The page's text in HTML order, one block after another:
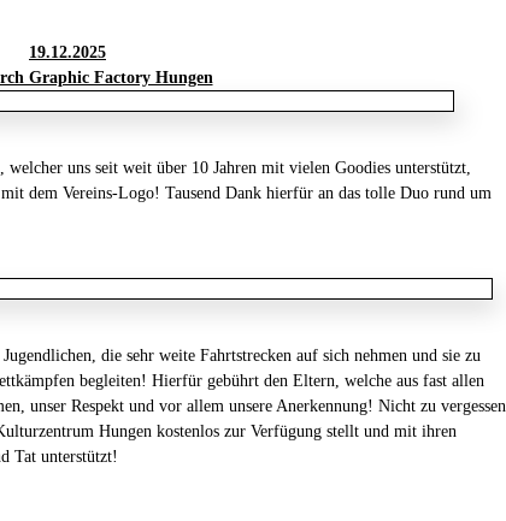
19.12.2025
Graphic Factory Hungen
uns seit weit über 10 Jahren mit vielen Goodies unterstützt,
dem Vereins-Logo! Tausend Dank hierfür an das tolle Duo rund um
die sehr weite Fahrtstrecken auf sich nehmen und sie zu
begleiten! Hierfür gebührt den Eltern, welche aus fast allen
unser Respekt und vor allem unsere Anerkennung! Nicht zu vergessen
Hungen kostenlos zur Verfügung stellt und mit ihren
Tat unterstützt!